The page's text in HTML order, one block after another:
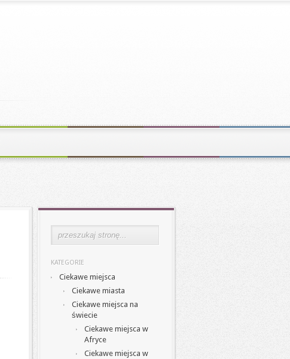
KATEGORIE
Ciekawe miejsca
Ciekawe miasta
Ciekawe miejsca na
świecie
Ciekawe miejsca w
Afryce
Ciekawe miejsca w